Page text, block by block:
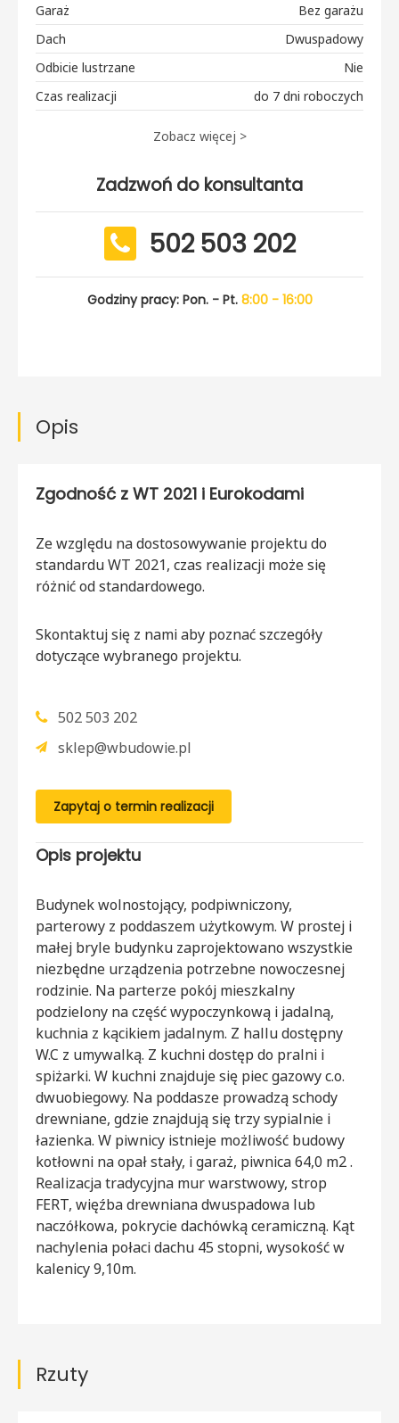
Garaż
Bez garażu
Dach
Dwuspadowy
Odbicie lustrzane
Nie
Czas realizacji
do 7 dni roboczych
Zobacz więcej >
Zadzwoń do konsultanta
502 503 202
Godziny pracy: Pon. - Pt. 8:00 - 16:00
Opis
Zgodność z WT 2021 i Eurokodami
Ze względu na dostosowywanie projektu do
standardu WT 2021, czas realizacji może się
różnić od standardowego.
Skontaktuj się z nami aby poznać szczegóły
dotyczące wybranego projektu.
502 503 202
sklep@wbudowie.pl
Zapytaj o termin realizacji
Opis projektu
Budynek wolnostojący, podpiwniczony,
parterowy z poddaszem użytkowym. W prostej i
małej bryle budynku zaprojektowano wszystkie
niezbędne urządzenia potrzebne nowoczesnej
rodzinie. Na parterze pokój mieszkalny
podzielony na część wypoczynkową i jadalną,
kuchnia z kącikiem jadalnym. Z hallu dostępny
W.C z umywalką. Z kuchni dostęp do pralni i
spiżarki. W kuchni znajduje się piec gazowy c.o.
dwuobiegowy. Na poddasze prowadzą schody
drewniane, gdzie znajdują się trzy sypialnie i
łazienka. W piwnicy istnieje możliwość budowy
kotłowni na opał stały, i garaż, piwnica 64,0 m2 .
Realizacja tradycyjna mur warstwowy, strop
FERT, więźba drewniana dwuspadowa lub
naczółkowa, pokrycie dachówką ceramiczną. Kąt
nachylenia połaci dachu 45 stopni, wysokość w
kalenicy 9,10m.
Rzuty